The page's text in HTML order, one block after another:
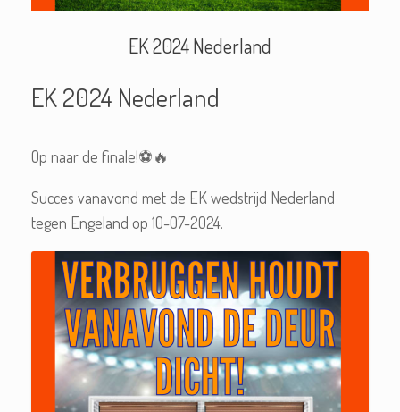
EK 2024 Nederland
EK 2024 Nederland
Op naar de finale!⚽🔥
Succes vanavond met de EK wedstrijd Nederland
tegen Engeland op 10-07-2024.